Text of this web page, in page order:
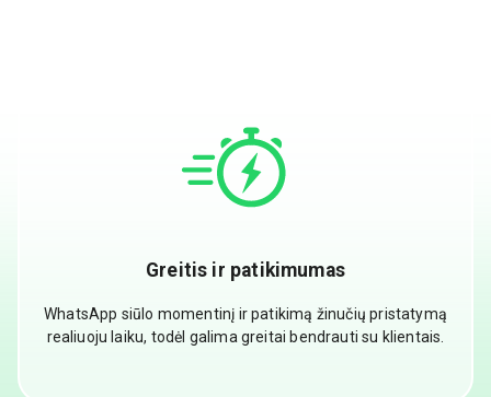
Greitis ir patikimumas
WhatsApp siūlo momentinį ir patikimą žinučių pristatymą
realiuoju laiku, todėl galima greitai bendrauti su klientais.